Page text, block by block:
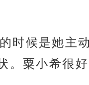
时候是她主
。粟小希很